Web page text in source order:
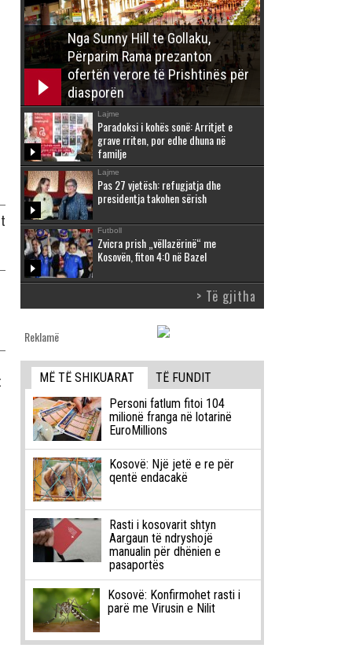
Nga Sunny Hill te Gollaku,
Përparim Rama prezanton
ofertën verore të Prishtinës për
diasporën
Lajme
Paradoksi i kohës sonë: Arritjet e
grave rriten, por edhe dhuna në
familje
Lajme
Pas 27 vjetësh: refugjatja dhe
presidentja takohen sërish
Futboll
Zvicra prish „vëllazërinë“ me
Kosovën, fiton 4:0 në Bazel
> Të gjitha
Reklamë
MË TË SHIKUARAT
TË FUNDIT
Personi fatlum fitoi 104
milionë franga në lotarinë
EuroMillions
Kosovë: Një jetë e re për
qentë endacakë
Rasti i kosovarit shtyn
Aargaun të ndryshojë
manualin për dhënien e
pasaportës
Kosovë: Konfirmohet rasti i
parë me Virusin e Nilit